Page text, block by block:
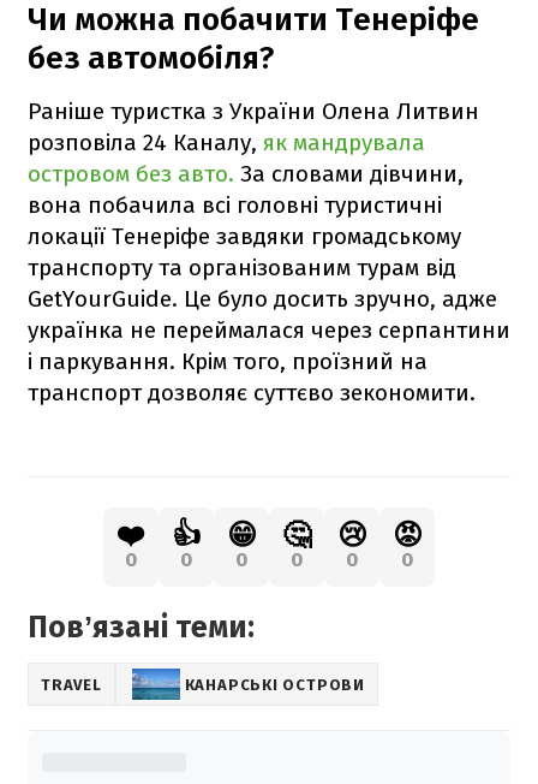
Чи можна побачити Тенеріфе
без автомобіля?
Раніше туристка з України Олена Литвин
розповіла 24 Каналу, як мандрувала
островом без авто. За словами дівчини,
вона побачила всі головні туристичні
локації Тенеріфе завдяки громадському
транспорту та організованим турам від
GetYourGuide. Це було досить зручно, адже
українка не переймалася через серпантини
і паркування. Крім того, проїзний на
транспорт дозволяє суттєво зекономити.
❤️
0
👍
0
😁
0
🤔
0
😢
0
😡
0
Повʼязані теми:
TRAVEL КАНАРСЬКІ ОСТРОВИ